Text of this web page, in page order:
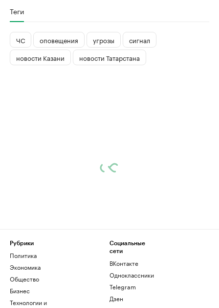
Теги
ЧС оповещения угрозы
сигнал
новости Казани
новости Татарстана
Рубрики
Политика
Экономика
Общество
Бизнес
Технологии и
Социальные
сети
ВКонтакте
Одноклассники
Telegram
Дзен